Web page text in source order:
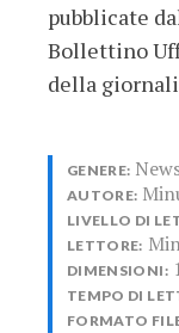
pubblicate
Bollettino
della
GENERE:
AUTORE:
LIVELLO DI
LETTORE:
DIMENSIONI:
TEMPO DI
FORMATO